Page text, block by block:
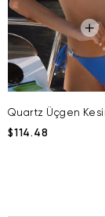
$114.48